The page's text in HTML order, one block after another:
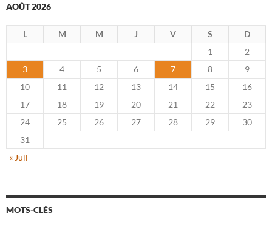
AOÛT 2026
L M M J V S
D
1
2
3
4 5 6 7 8
9
10
11 12 13 14 15
16
17
18 19 20 21 22
23
24
25 26 27 28 29
30
31
« Juil
MOTS-CLÉS